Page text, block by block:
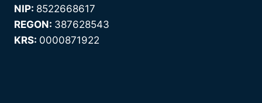
NIP: 8522668617
REGON: 387628543
KRS: 0000871922